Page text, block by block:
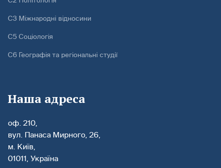
С3 Міжнародні відносини
С5 Соціологія
С6 Географія та регіональні студії
Наша адреса
оф. 210,
вул. Панаса Мирного, 26,
м. Київ,
01011, Україна